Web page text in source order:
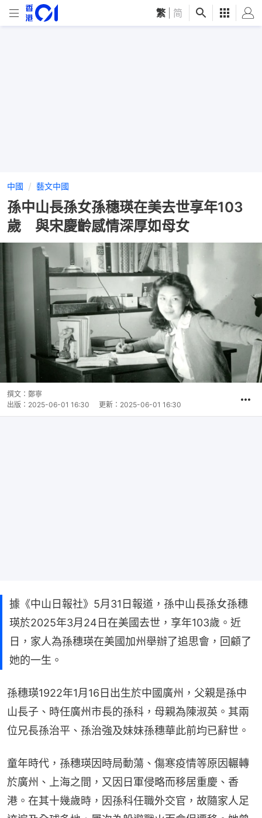
繁 简
中國 藝文中國
孫中山長孫女孫穗瑛在美去世享年103
歲 與宋慶齡感情深厚如母女
撰文： 鄭寧
出版： 2025-06-01 16:30 更新： 2025-06-01 16:30
據《中山日報社》5月31日報道，孫中山長孫女孫穗
瑛於2025年3月24日在美國去世，享年103歲。近
日，家人為孫穗瑛在美國加州舉辦了追思會，回顧了
她的一生。
孫穗瑛1922年1月16日出生於中國廣州，父親是孫中
山長子、時任廣州市長的孫科，母親為陳淑英。其兩
位兄長孫治平、孫治強及妹妹孫穗華此前均已辭世。
童年時代，孫穗瑛因時局動蕩、傷寒疫情等原因輾轉
於廣州、上海之間，又因日軍侵略而移居重慶、香
港。在其十幾歲時，因孫科任職外交官，故隨家人足